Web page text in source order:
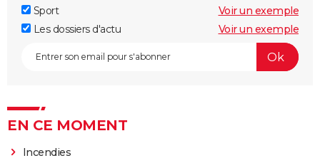
Sport
Voir un exemple
Les dossiers d'actu
Voir un exemple
EN CE MOMENT
Incendies